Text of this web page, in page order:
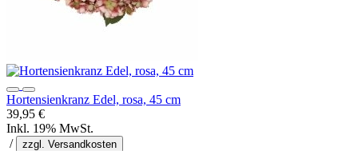
Hortensienkranz Edel, rosa, 45 cm
39,95 €
Inkl. 19% MwSt.
/
zzgl. Versandkosten